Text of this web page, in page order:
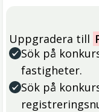
Uppgradera till
Sök på
fastigheter.
Sök på